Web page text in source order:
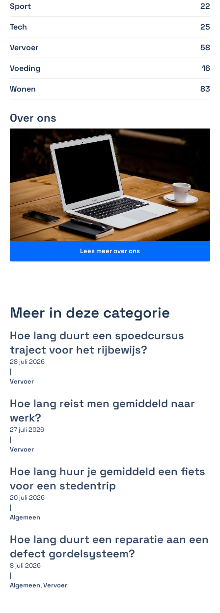
Sport
22
Tech
25
Vervoer
58
Voeding
16
Wonen
83
Over ons
Lees meer over ons
Meer in deze categorie
Hoe lang duurt een spoedcursus
traject voor het rijbewijs?
28 juli 2026
|
Vervoer
Hoe lang reist men gemiddeld naar
werk?
27 juli 2026
|
Vervoer
Hoe lang huur je gemiddeld een fiets
voor een stedentrip
20 juli 2026
|
Algemeen
Hoe lang duurt een reparatie aan een
defect gordelsysteem?
8 juli 2026
|
Algemeen,Vervoer